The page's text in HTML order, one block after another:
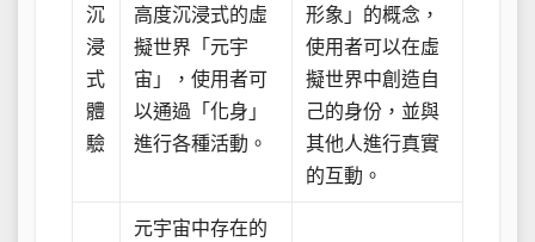
沉
浸
式
體
驗
高度沉浸式的虛
擬世界「元宇
宙」，使用者可
以通過「化身」
進行各種活動。
形象」的概念，
使用者可以在虛
擬世界中創造自
己的身份，並與
其他人進行真實
的互動。
元宇宙中存在的